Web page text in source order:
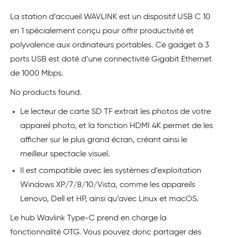
La station d’accueil WAVLINK est un dispositif USB C 10
en 1 spécialement conçu pour offrir productivité et
polyvalence aux ordinateurs portables. Ce gadget à 3
ports USB est doté d’une connectivité Gigabit Ethernet
de 1000 Mbps.
No products found.
Le lecteur de carte SD TF extrait les photos de votre
appareil photo, et la fonction HDMI 4K permet de les
afficher sur le plus grand écran, créant ainsi le
meilleur spectacle visuel.
Il est compatible avec les systèmes d’exploitation
Windows XP/7/8/10/Vista, comme les appareils
Lenovo, Dell et HP, ainsi qu’avec Linux et macOS.
Le hub Wavlink Type-C prend en charge la
fonctionnalité OTG. Vous pouvez donc partager des